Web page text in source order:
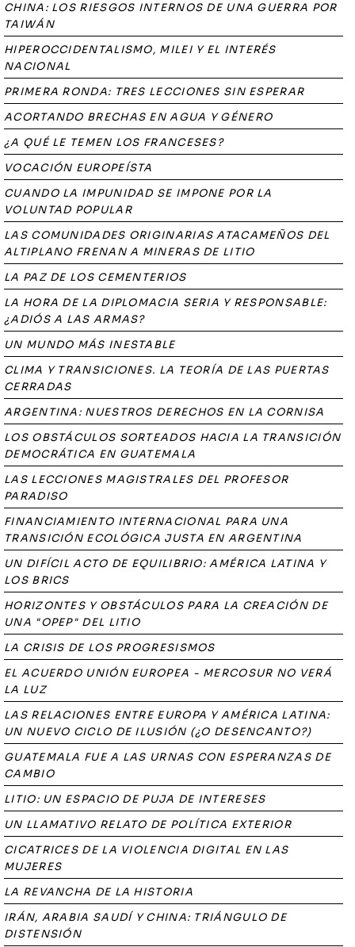
CHINA: LOS RIESGOS INTERNOS DE UNA GUERRA POR
TAIWÁN
HIPEROCCIDENTALISMO, MILEI Y EL INTERÉS
NACIONAL
PRIMERA RONDA: TRES LECCIONES SIN ESPERAR
ACORTANDO BRECHAS EN AGUA Y GÉNERO
¿A QUÉ LE TEMEN LOS FRANCESES?
VOCACIÓN EUROPEÍSTA
CUANDO LA IMPUNIDAD SE IMPONE POR LA
VOLUNTAD POPULAR
LAS COMUNIDADES ORIGINARIAS ATACAMEÑOS DEL
ALTIPLANO FRENAN A MINERAS DE LITIO
LA PAZ DE LOS CEMENTERIOS
LA HORA DE LA DIPLOMACIA SERIA Y RESPONSABLE:
¿ADIÓS A LAS ARMAS?
UN MUNDO MÁS INESTABLE
CLIMA Y TRANSICIONES. LA TEORÍA DE LAS PUERTAS
CERRADAS
ARGENTINA: NUESTROS DERECHOS EN LA CORNISA
LOS OBSTÁCULOS SORTEADOS HACIA LA TRANSICIÓN
DEMOCRÁTICA EN GUATEMALA
LAS LECCIONES MAGISTRALES DEL PROFESOR
PARADISO
FINANCIAMIENTO INTERNACIONAL PARA UNA
TRANSICIÓN ECOLÓGICA JUSTA EN ARGENTINA
UN DIFÍCIL ACTO DE EQUILIBRIO: AMÉRICA LATINA Y
LOS BRICS
HORIZONTES Y OBSTÁCULOS PARA LA CREACIÓN DE
UNA "OPEP" DEL LITIO
LA CRISIS DE LOS PROGRESISMOS
EL ACUERDO UNIÓN EUROPEA - MERCOSUR NO VERÁ
LA LUZ
LAS RELACIONES ENTRE EUROPA Y AMÉRICA LATINA:
UN NUEVO CICLO DE ILUSIÓN (¿O DESENCANTO?)
GUATEMALA FUE A LAS URNAS CON ESPERANZAS DE
CAMBIO
LITIO: UN ESPACIO DE PUJA DE INTERESES
UN LLAMATIVO RELATO DE POLÍTICA EXTERIOR
CICATRICES DE LA VIOLENCIA DIGITAL EN LAS
MUJERES
LA REVANCHA DE LA HISTORIA
IRÁN, ARABIA SAUDÍ Y CHINA: TRIÁNGULO DE
DISTENSIÓN